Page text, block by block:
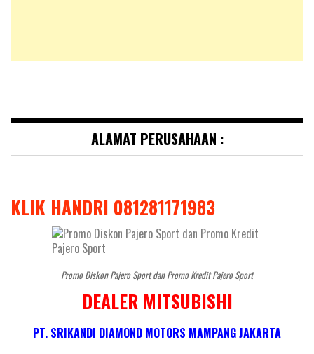
ALAMAT PERUSAHAAN :
KLIK HANDRI 081281171983
Promo Diskon Pajero Sport dan Promo Kredit Pajero Sport
DEALER MITSUBISHI
PT. SRIKANDI DIAMOND MOTORS MAMPANG JAKARTA